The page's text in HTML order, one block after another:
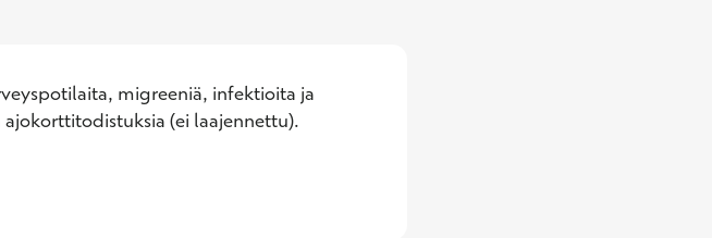
migreeniä, infektioita ja
(ei laajennettu).